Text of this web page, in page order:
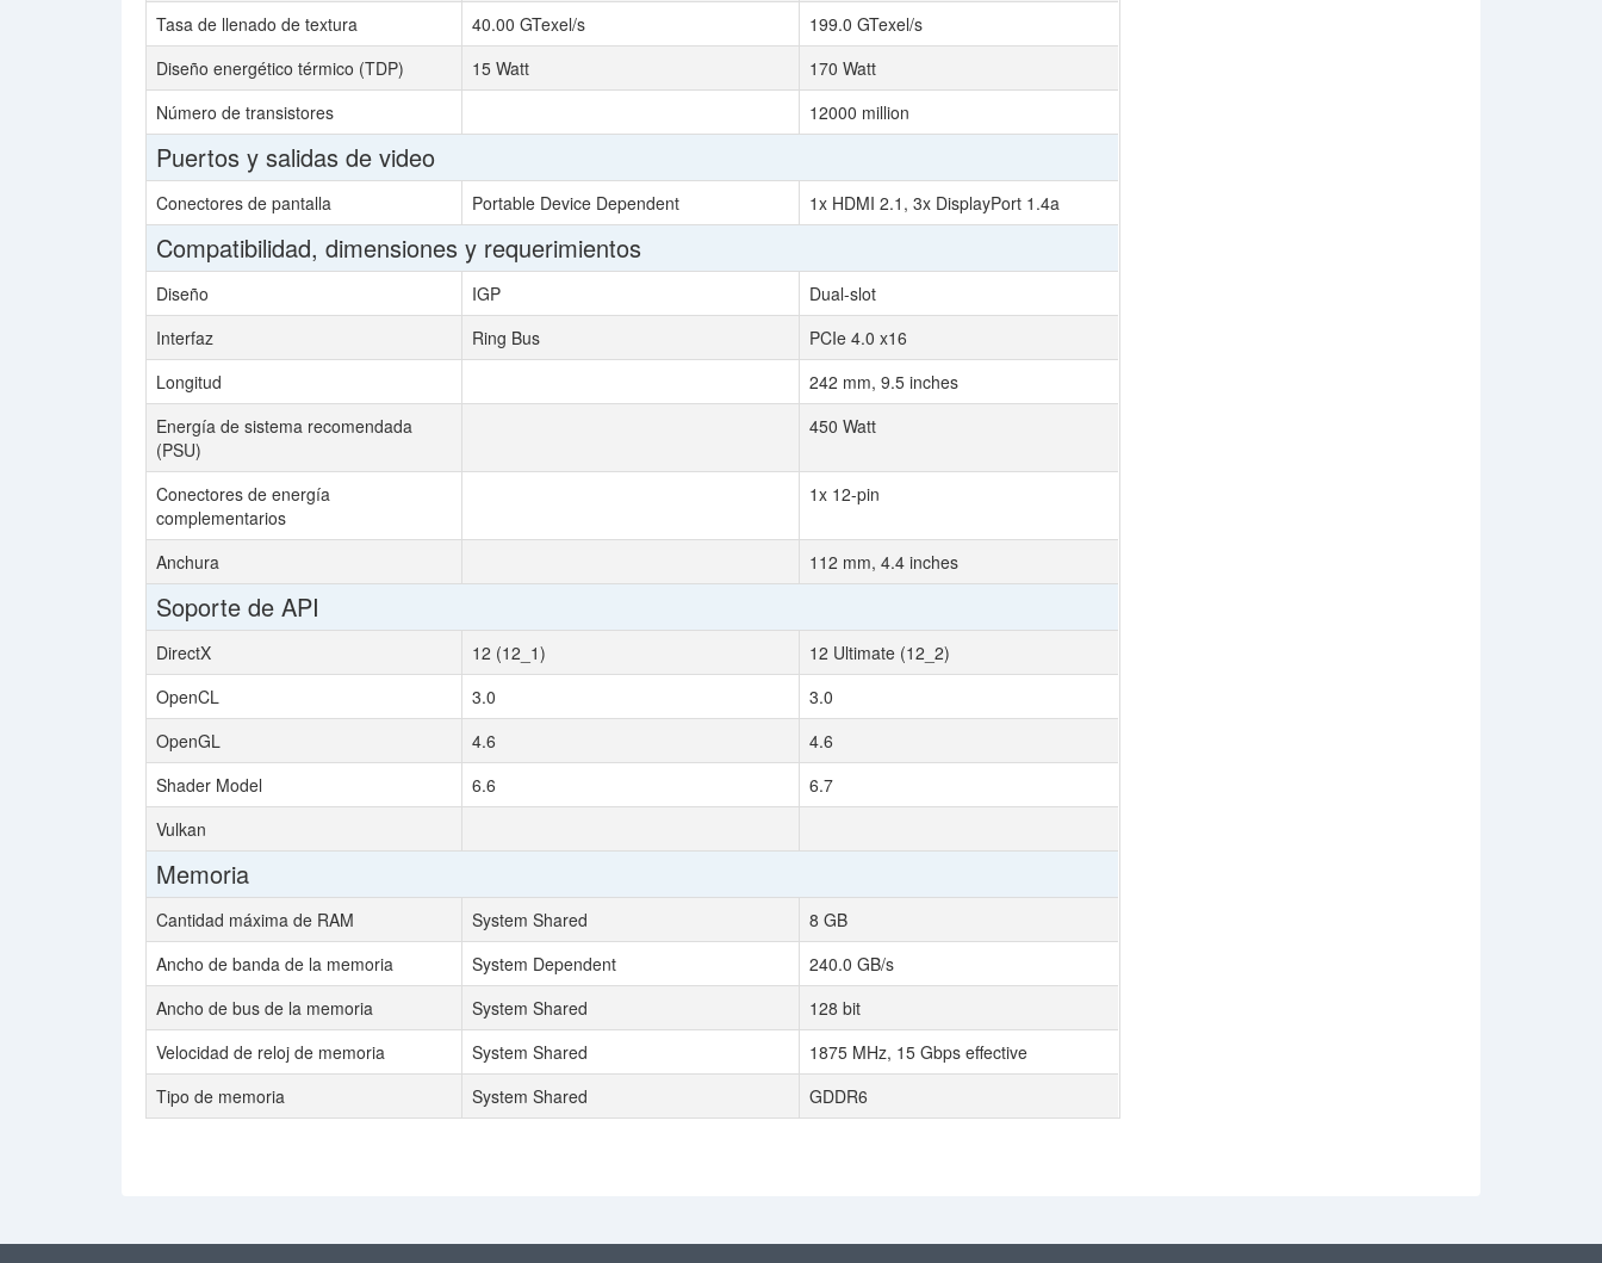
Tasa de llenado de textura
40.00 GTexel/s
199.0 GTexel/s
Diseño energético térmico (TDP)
15 Watt
170 Watt
Número de transistores
12000 million
Puertos y salidas de video
Conectores de pantalla Portable Device Dependent 1x HDMI 2.1, 3x DisplayPort 1.4a
Compatibilidad, dimensiones y requerimientos
Diseño IGP
Dual-slot
Interfaz
Ring Bus
PCIe 4.0 x16
Longitud
242 mm, 9.5 inches
Energía de sistema recomendada
(PSU)
450 Watt
Conectores de energía
complementarios
1x 12-pin
Anchura 112 mm, 4.4 inches
Soporte de API
DirectX 12 (12_1)
12 Ultimate (12_2)
OpenCL
3.0
3.0
OpenGL
4.6
4.6
Shader Model
6.6
6.7
Vulkan
Memoria
Cantidad máxima de RAM System Shared
8 GB
Ancho de banda de la memoria
System Dependent
240.0 GB/s
Ancho de bus de la memoria
System Shared
128 bit
Velocidad de reloj de memoria
System Shared
1875 MHz, 15 Gbps effective
Tipo de memoria
System Shared GDDR6